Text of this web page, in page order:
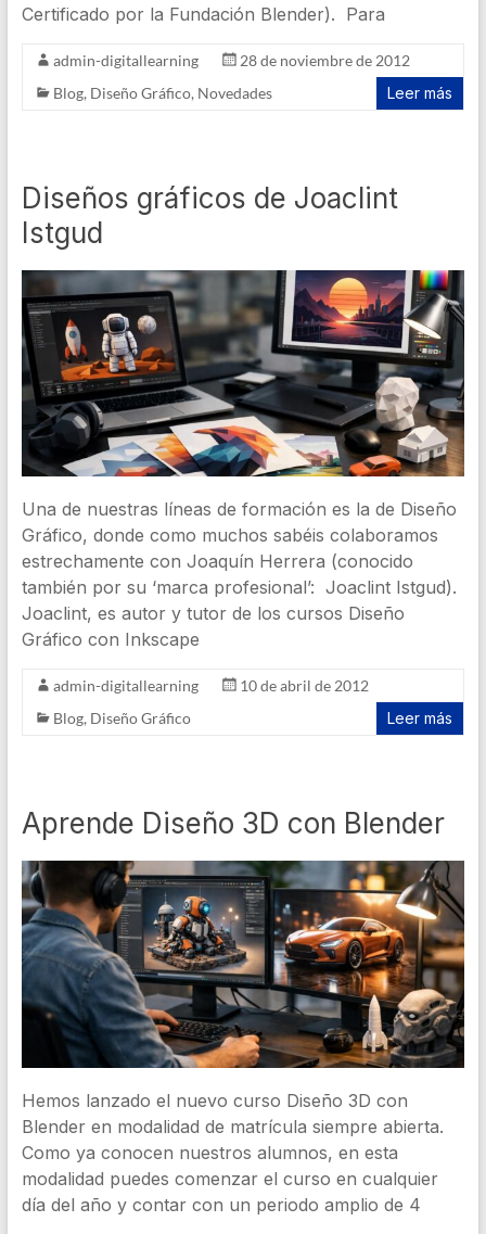
Certificado por la Fundación Blender). Para
admin-digitallearning
28 de noviembre de 2012
Blog, Diseño Gráfico, Novedades Leer más
Diseños gráficos de Joaclint
Istgud
Una de nuestras líneas de formación es la de Diseño
Gráfico, donde como muchos sabéis colaboramos
estrechamente con Joaquín Herrera (conocido
también por su ‘marca profesional’: Joaclint Istgud).
Joaclint, es autor y tutor de los cursos Diseño
Gráfico con Inkscape
admin-digitallearning
10 de abril de 2012
Blog, Diseño Gráfico Leer más
Aprende Diseño 3D con Blender
Hemos lanzado el nuevo curso Diseño 3D con
Blender en modalidad de matrícula siempre abierta.
Como ya conocen nuestros alumnos, en esta
modalidad puedes comenzar el curso en cualquier
día del año y contar con un periodo amplio de 4